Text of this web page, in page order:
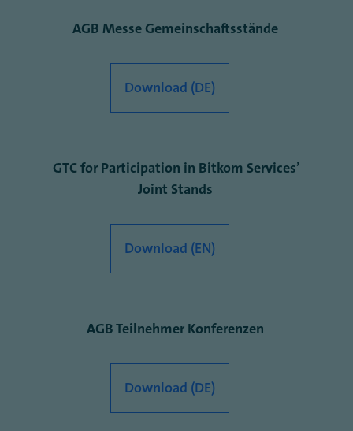
AGB Messe Gemeinschaftsstände
Download (DE)
GTC for Participation in Bitkom Services’
Joint Stands
Download (EN)
AGB Teilnehmer Konferenzen
Download (DE)